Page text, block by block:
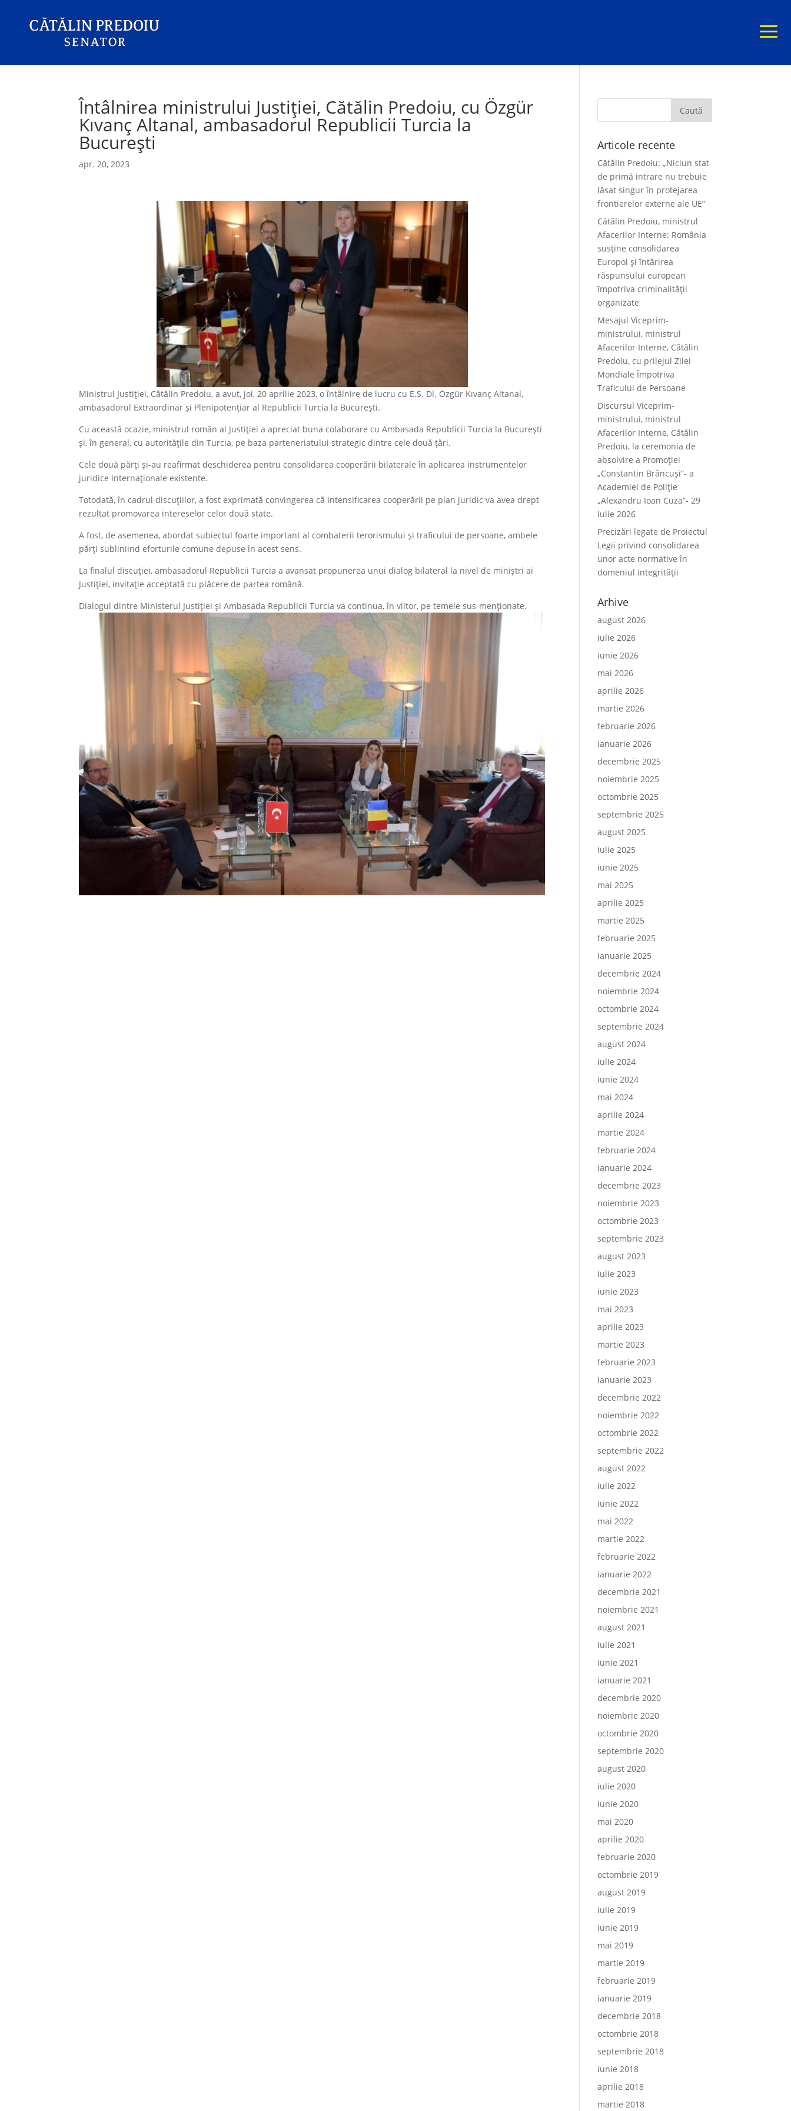
Întâlnirea ministrului Justiției, Cătălin Predoiu, cu Özgür
Kıvanç Altanal, ambasadorul Republicii Turcia la
București
apr. 20, 2023
Ministrul Justiției, Cătălin Predoiu, a avut, joi, 20 aprilie 2023, o întâlnire de lucru cu E.S. Dl. Özgür Kıvanç Altanal,
ambasadorul Extraordinar și Plenipotențiar al Republicii Turcia la București.
Cu această ocazie, ministrul român al Justiției a apreciat buna colaborare cu Ambasada Republicii Turcia la București
și, în general, cu autoritățile din Turcia, pe baza parteneriatului strategic dintre cele două țări.
Cele două părți și-au reafirmat deschiderea pentru consolidarea cooperării bilaterale în aplicarea instrumentelor
juridice internaționale existente.
Totodată, în cadrul discuțiilor, a fost exprimată convingerea că intensificarea cooperării pe plan juridic va avea drept
rezultat promovarea intereselor celor două state.
A fost, de asemenea, abordat subiectul foarte important al combaterii terorismului și traficului de persoane, ambele
părţi subliniind eforturile comune depuse în acest sens.
La finalul discuției, ambasadorul Republicii Turcia a avansat propunerea unui dialog bilateral la nivel de miniștri ai
Justiției, invitație acceptată cu plăcere de partea română.
Dialogul dintre Ministerul Justiției şi Ambasada Republicii Turcia va continua, în viitor, pe temele sus-menţionate.
Articole recente
Cătălin Predoiu: „Niciun stat
de primă intrare nu trebuie
lăsat singur în protejarea
frontierelor externe ale UE”
Cătălin Predoiu, ministrul
Afacerilor Interne: România
susține consolidarea
Europol și întărirea
răspunsului european
împotriva criminalității
organizate
Mesajul Viceprim-
ministrului, ministrul
Afacerilor Interne, Cătălin
Predoiu, cu prilejul Zilei
Mondiale Împotriva
Traficului de Persoane
Discursul Viceprim-
ministrului, ministrul
Afacerilor Interne, Cătălin
Predoiu, la ceremonia de
absolvire a Promoției
„Constantin Brâncuși”- a
Academiei de Poliție
„Alexandru Ioan Cuza”- 29
iulie 2026
Precizări legate de Proiectul
Legii privind consolidarea
unor acte normative în
domeniul integrității
Arhive
august 2026
iulie 2026
iunie 2026
mai 2026
aprilie 2026
martie 2026
februarie 2026
ianuarie 2026
decembrie 2025
noiembrie 2025
octombrie 2025
septembrie 2025
august 2025
iulie 2025
iunie 2025
mai 2025
aprilie 2025
martie 2025
februarie 2025
ianuarie 2025
decembrie 2024
noiembrie 2024
octombrie 2024
septembrie 2024
august 2024
iulie 2024
iunie 2024
mai 2024
aprilie 2024
martie 2024
februarie 2024
ianuarie 2024
decembrie 2023
noiembrie 2023
octombrie 2023
septembrie 2023
august 2023
iulie 2023
iunie 2023
mai 2023
aprilie 2023
martie 2023
februarie 2023
ianuarie 2023
decembrie 2022
noiembrie 2022
octombrie 2022
septembrie 2022
august 2022
iulie 2022
iunie 2022
mai 2022
martie 2022
februarie 2022
ianuarie 2022
decembrie 2021
noiembrie 2021
august 2021
iulie 2021
iunie 2021
ianuarie 2021
decembrie 2020
noiembrie 2020
octombrie 2020
septembrie 2020
august 2020
iulie 2020
iunie 2020
mai 2020
aprilie 2020
februarie 2020
octombrie 2019
august 2019
iulie 2019
iunie 2019
mai 2019
martie 2019
februarie 2019
ianuarie 2019
decembrie 2018
octombrie 2018
septembrie 2018
iunie 2018
aprilie 2018
martie 2018